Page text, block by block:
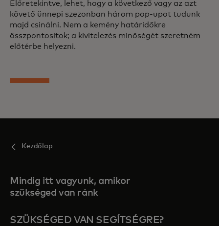
Előretekintve, lehet, hogy a következő vagy az azt
követő ünnepi szezonban három pop-upot tudunk
majd csinálni. Nem a kemény határidőkre
összpontosítok; a kivitelezés minőségét szeretném
előtérbe helyezni.
Kezdőlap
Mindig itt vagyunk, amikor
szükséged van ránk
SZÜKSÉGED VAN SEGÍTSÉGRE?